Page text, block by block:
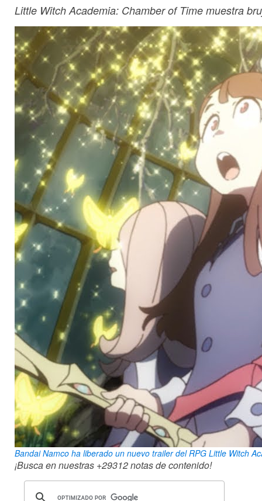
Little Witch Academia: Chamber of Time muestra
Bandai Namco ha liberado un nuevo trailer del RPG Little Witch
¡Busca en nuestras +29312notas de contenido!